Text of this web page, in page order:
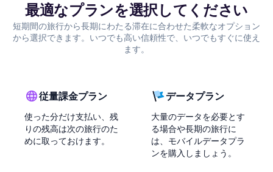
最適なプランを選択してください
短期間の旅行から長期にわたる滞在に合わせた柔軟なオプション
から選択できます。いつでも高い信頼性で、いつでもすぐに使え
ます。
従量課金プラン
使った分だけ支払い、残
りの残高は次の旅行のた
めに取っておけます。
データプラン
大量のデータを必要とす
る場合や長期の旅行に
は、モバイルデータプラ
ンを購入しましょう。